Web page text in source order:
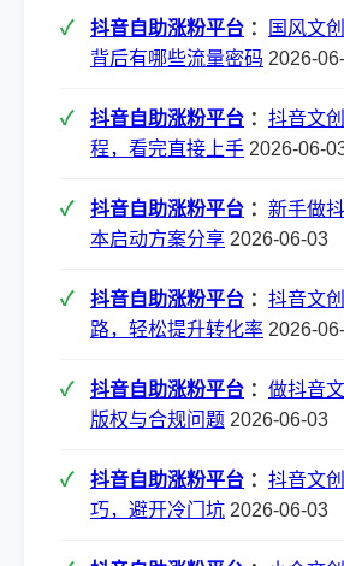
抖音自助涨粉平台 ：
国风文
背后有哪些流量密码 2026-
抖音自助涨粉平台 ： 抖音文
程，看完直接上手 2026-06-
抖音自助涨粉平台 ： 新手做
本启动方案分享 2026-06-03
抖音自助涨粉平台 ： 抖音文
路，轻松提升转化率 2026-
抖音自助涨粉平台 ： 做抖音
版权与合规问题 2026-06-03
抖音自助涨粉平台 ： 抖音文
巧，避开冷门坑 2026-06-03